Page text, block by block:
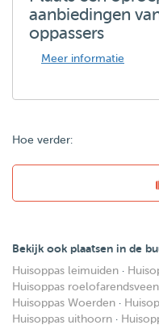
aanbiedingen
oppassers
Meer informatie
Hoe verder:
Bekijk ook plaatsen in de
Huisoppas leimuiden ·
Huisoppas roelofarendsveen
Huisoppas Woerden ·
Huisoppas uithoorn ·